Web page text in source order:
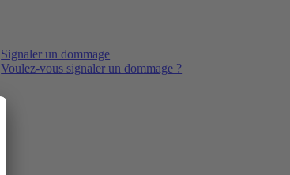
Signaler un dommage
Voulez-vous signaler un dommage ?